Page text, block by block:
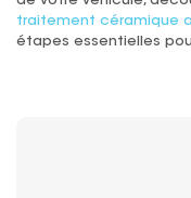
traitement céramique
étapes essentielles